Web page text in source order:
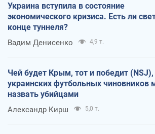
Украина вступила в состояние
экономического кризиса. Есть ли
конце туннеля?
Вадим Денисенко 4,9 т.
Чей будет Крым, тот и победит (NSJ),
украинских футбольных чиновников
назвать убийцами
Александр Кирш 5,0 т.